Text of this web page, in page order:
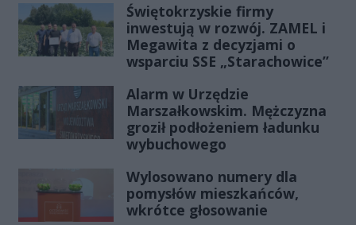
Świętokrzyskie firmy
inwestują w rozwój. ZAMEL i
Megawita z decyzjami o
wsparciu SSE „Starachowice”
Alarm w Urzędzie
Marszałkowskim. Mężczyzna
groził podłożeniem ładunku
wybuchowego
Wylosowano numery dla
pomysłów mieszkańców,
wkrótce głosowanie